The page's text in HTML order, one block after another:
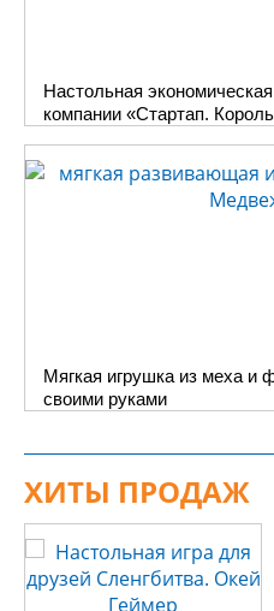
Настольная
компании «Стартап.
Мягкая игрушка из меха и
своими руками
ХИТЫ ПРОДАЖ